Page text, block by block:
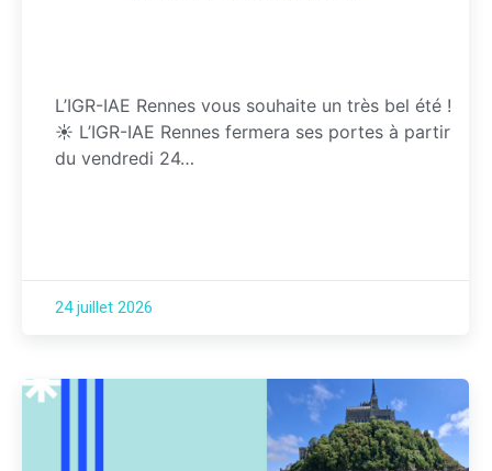
L’IGR-IAE Rennes vous souhaite un très bel été !
☀️ L’IGR-IAE Rennes fermera ses portes à partir
du vendredi 24…
24 juillet 2026